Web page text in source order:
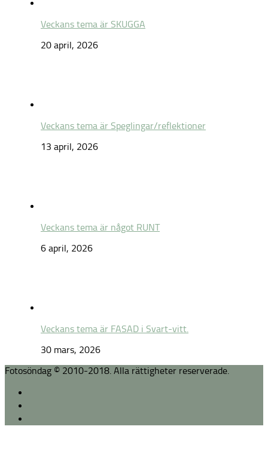
Veckans tema är SKUGGA
20 april, 2026
Veckans tema är Speglingar/reflektioner
13 april, 2026
Veckans tema är något RUNT
6 april, 2026
Veckans tema är FASAD i Svart-vitt.
30 mars, 2026
Fotosöndag © 2010-2018. Alla rättigheter reserverade.